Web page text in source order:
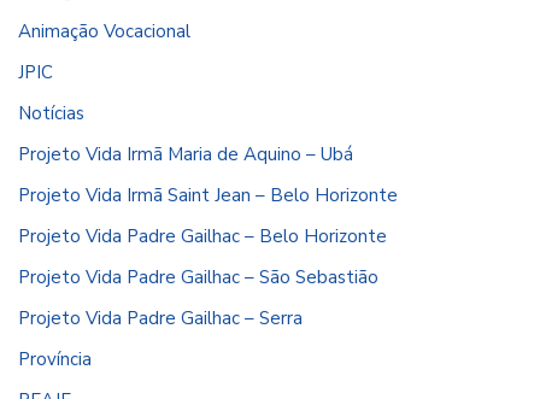
Animação Vocacional
JPIC
Notícias
Projeto Vida Irmã Maria de Aquino – Ubá
Projeto Vida Irmã Saint Jean – Belo Horizonte
Projeto Vida Padre Gailhac – Belo Horizonte
Projeto Vida Padre Gailhac – São Sebastião
Projeto Vida Padre Gailhac – Serra
Província